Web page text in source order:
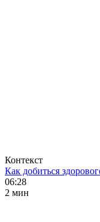
Контекст
Как добиться
06:28
2 мин